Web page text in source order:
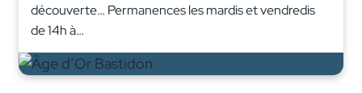
découverte… Permanences les mardis et vendredis
de 14h à…